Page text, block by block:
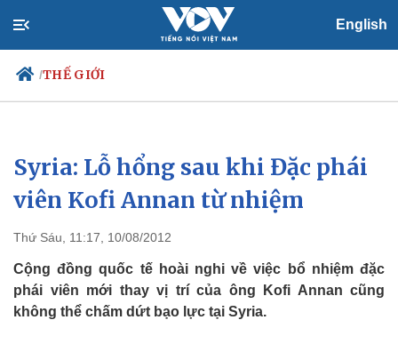
English
/THẾ GIỚI
Chính trị
Đảng
Tổ chức nhân sự
Nhận diện sự thật
Xã hội
Tin 24h
Dự báo thời tiết
Việc làm
Biển đảo
Syria: Lỗ hổng sau khi Đặc phái
viên Kofi Annan từ nhiệm
Thứ Sáu, 11:17, 10/08/2012
Cộng đồng quốc tế hoài nghi về việc bổ nhiệm đặc
phái viên mới thay vị trí của ông Kofi Annan cũng
không thể chấm dứt bạo lực tại Syria.